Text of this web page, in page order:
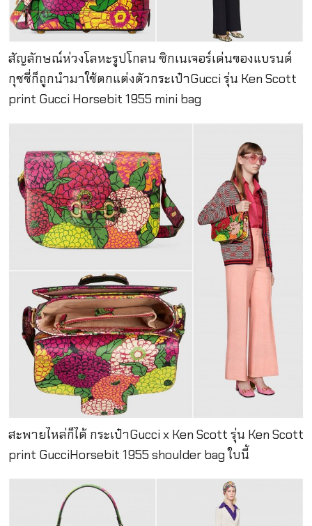
สัญลักษณ์ห่วงโลหะรูปโกลน ซิกเนเจอร์เด่นของแบรนด์
กุชชี่ก็ถูกนำมาใช้ตกแต่งตัวกระเป๋าGucci รุ่น Ken Scott
print Gucci Horsebit 1955 mini bag
สะพายไหล่ก็ได้ กระเป๋าGucci x Ken Scott รุ่น Ken Scott
print GucciHorsebit 1955 shoulder bag ใบนี้